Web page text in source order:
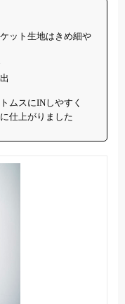
ット生地はきめ細や
ムスにINしやすく
仕上がりました